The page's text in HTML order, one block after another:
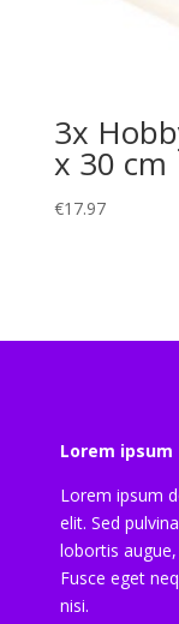
3x
x 30 cm
€17.97
Lorem ipsum
Lorem ipsum
elit. Sed
lobortis
Fusce eget
nisi.